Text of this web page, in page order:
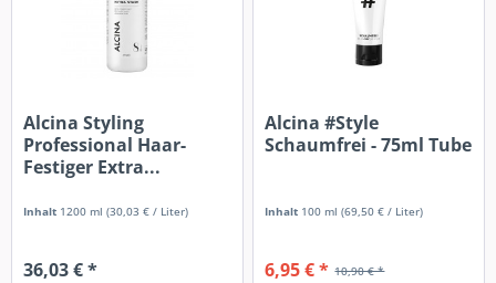
Alcina Styling
Professional Haar-
Festiger Extra...
Inhalt 1200 ml(30,03 € / Liter)
36,03 € *
Alcina #Style
Schaumfrei - 75ml Tube
Inhalt 100 ml(69,50 € / Liter)
10,90 € *
6,95 € *